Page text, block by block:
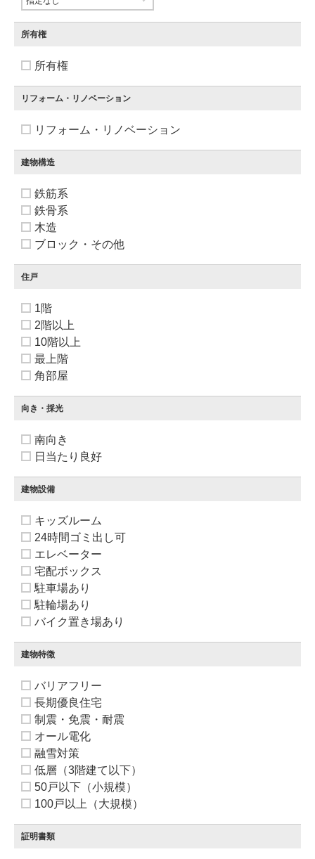
所有権
所有権
リフォーム・リノベーション
リフォーム・リノベーション
建物構造
鉄筋系
鉄骨系
木造
ブロック・その他
住戸
1階
2階以上
10階以上
最上階
角部屋
向き・採光
南向き
日当たり良好
建物設備
キッズルーム
24時間ゴミ出し可
エレベーター
宅配ボックス
駐車場あり
駐輪場あり
バイク置き場あり
建物特徴
バリアフリー
長期優良住宅
制震・免震・耐震
オール電化
融雪対策
低層（3階建て以下）
50戸以下（小規模）
100戸以上（大規模）
証明書類